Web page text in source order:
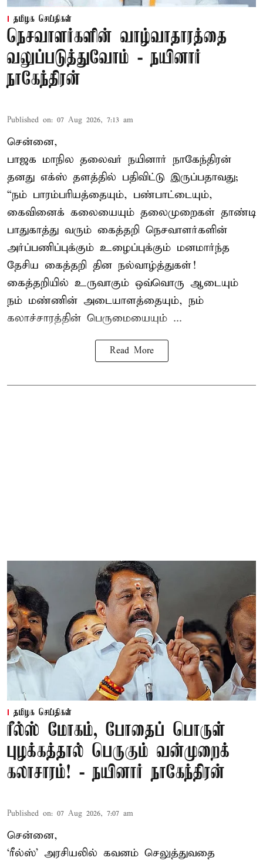
தமிழக செய்திகள்
நெசவாளர்களின் வாழ்வாதாரத்தை
வலுப்படுத்துவோம் - நயினார்
நாகேந்திரன்
Published on: 07 Aug 2026, 7:13 am
சென்னை,
பாஜக மாநில தலைவர் நயினார் நாகேந்திரன்
தனது எக்ஸ் தளத்தில் பதிவிட்டு இருப்பதாவது;
“நம் பாரம்பரியத்தையும், பண்பாட்டையும்,
கைவினைக் கலையையும் தலைமுறைகள் தாண்டி
பாதுகாத்து வரும் கைத்தறி நெசவாளர்களின்
அர்ப்பணிப்புக்கும் உழைப்புக்கும் மனமார்ந்த
தேசிய கைத்தறி தின நல்வாழ்த்துகள்!
கைத்தறியில் உருவாகும் ஒவ்வொரு ஆடையும்
நம் மண்ணின் அடையாளத்தையும், நம்
கலாச்சாரத்தின் பெருமையையும் ...
Read More
தமிழக செய்திகள்
ரீல்ஸ் மோகம், போதைப் பொருள்
புழக்கத்தால் பெருகும் வன்முறைக்
கலாசாரம்! - நயினார் நாகேந்திரன்
Published on: 07 Aug 2026, 7:07 am
சென்னை,
‘ரீல்ஸ்’ அரசியலில் கவனம் செலுத்துவதை